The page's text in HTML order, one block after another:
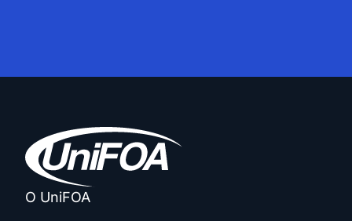
O UniFOA